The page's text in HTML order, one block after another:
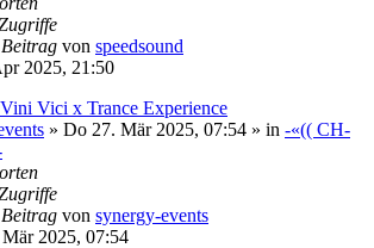
von speedsound
2025, 21:50
Vici x Trance Experience
» Do 27. Mär 2025, 07:54 » in -«(( CH-
von synergy-events
2025, 07:54